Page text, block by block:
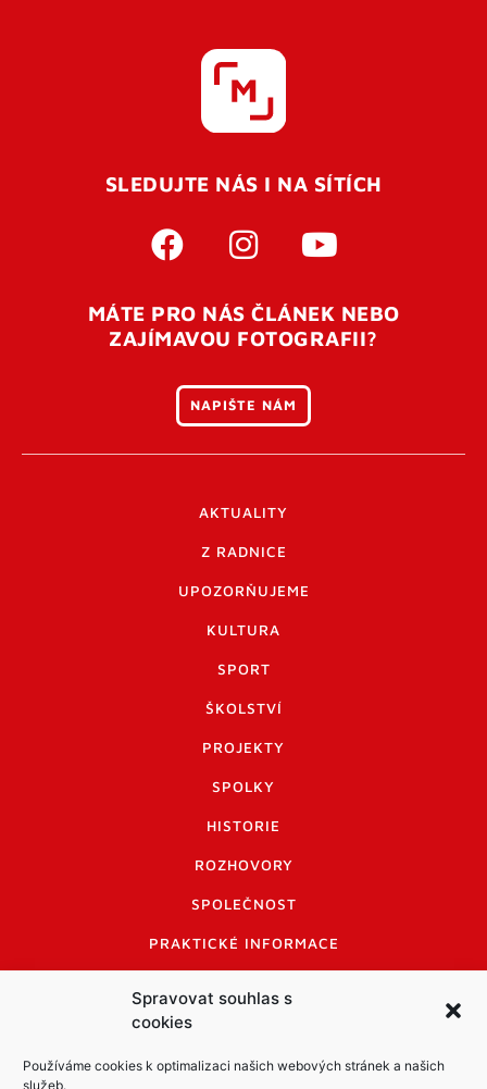
Spravovat souhlas s
cookies
Používáme cookies k optimalizaci našich webových stránek a našich
služeb.
Pro úspěšné dokončení registrace je potřeba
vaší e-mailovouadresu. Po úspěšném odeslání
otevření tohoto odkazu se váš účet ověří a můžete se
přihlásit. Nezapomeňte zkontrolovat složku SPAM ve
SLEDUJTE NÁS I NA SÍTÍCH
MÁTE PRO NÁS ČLÁNEK NEBO
ZAJÍMAVOU FOTOGRAFII?
NAPIŠTE NÁM
AKTUALITY
Z RADNICE
UPOZORŇUJEME
KULTURA
SPORT
ŠKOLSTVÍ
PROJEKTY
SPOLKY
HISTORIE
ROZHOVORY
SPOLEČNOST
PRAKTICKÉ INFORMACE
INFORMACE A KODEX DISKUTUJÍCÍCH
LOGO A LOGO MANUÁL